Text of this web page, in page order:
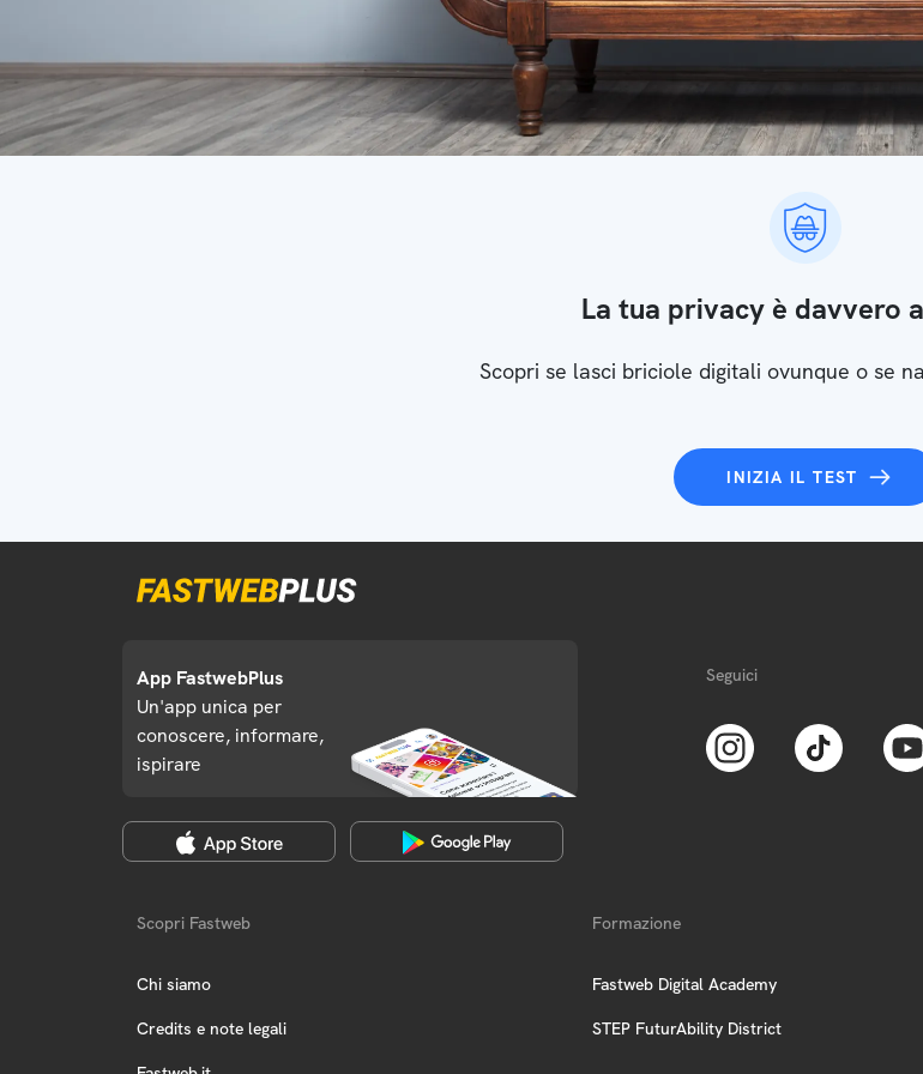
La tua privacy è davvero
Scopri se lasci briciole digitali ovunque o se
INIZIA IL TEST
App FastwebPlus
Un'app unica per
conoscere, informare,
ispirare
Seguici
Scopri Fastweb
Chi siamo
Credits e note legali
Formazione
Fastweb Digital Academy
STEP FuturAbility District